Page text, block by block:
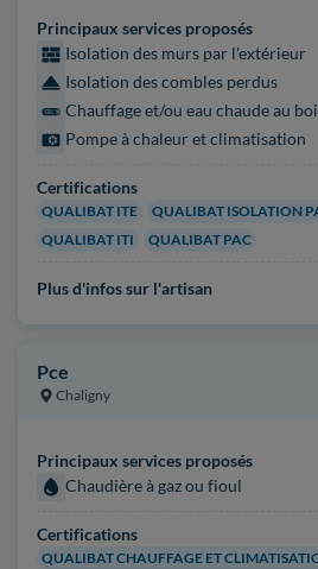
Principaux services proposés
Isolation des murs par l'extérieur
Isolation des combles perdus
Chauffage et/ou eau chaude au
Pompe à chaleur et climatisation
Certifications
QUALIBAT ITE
QUALIBAT ISOLATION
QUALIBAT ITI
QUALIBAT PAC
Plus d'infos sur l'artisan
Pce
Chaligny
Principaux services proposés
Chaudière à gaz ou fioul
Certifications
QUALIBAT CHAUFFAGE ET